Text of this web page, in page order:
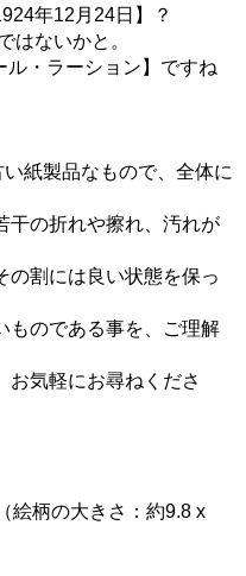
年12月24日】？
ないかと。
ル・ラーション】ですね
紙製品なもので、全体に
の折れや擦れ、汚れが
の割には良い状態を保っ
ものである事を、ご理解
お気軽にお尋ねくださ
絵柄の大きさ：約9.8 x